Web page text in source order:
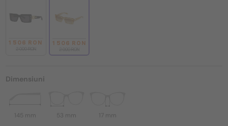
1 506 RON 1 506 RON
Dimensiuni
145 mm 53 mm 17 mm